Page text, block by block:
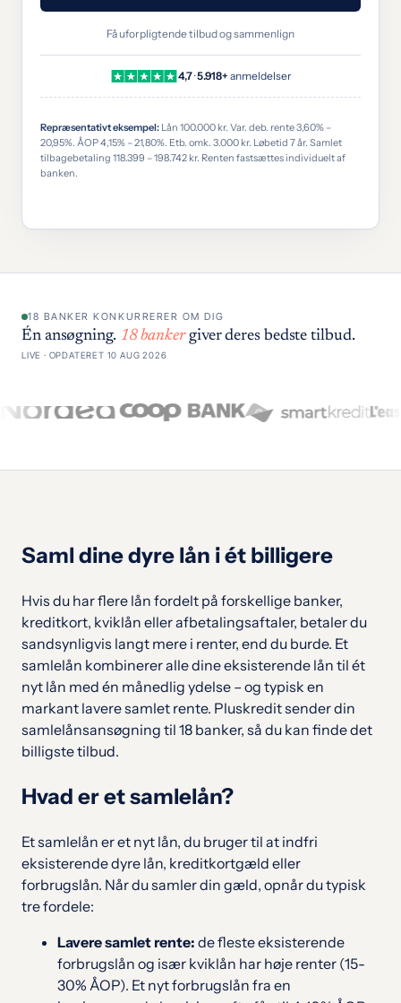
Få uforpligtende tilbud og sammenlign
4,7·5.918+ anmeldelser
Repræsentativt eksempel: Lån 100.000 kr. Var. deb. rente 3,60% –
20,95%. ÅOP 4,15% – 21,80%. Etb. omk. 3.000 kr. Løbetid 7 år. Samlet
tilbagebetaling 118.399 – 198.742 kr. Renten fastsættes individuelt af
banken.
18 BANKER KONKURRERER OM DIG
Én ansøgning. 18 bankergiver deres bedste tilbud.
LIVE · OPDATERET 10 AUG 2026
Saml dine dyre lån i ét billigere
Hvis du har flere lån fordelt på forskellige banker,
kreditkort, kviklån eller afbetalingsaftaler, betaler du
sandsynligvis langt mere i renter, end du burde. Et
samlelån kombinerer alle dine eksisterende lån til ét
nyt lån med én månedlig ydelse – og typisk en
markant lavere samlet rente. Pluskredit sender din
samlelånsansøgning til 18 banker, så du kan finde det
billigste tilbud.
Hvad er et samlelån?
Et samlelån er et nyt lån, du bruger til at indfri
eksisterende dyre lån, kreditkortgæld eller
forbrugslån. Når du samler din gæld, opnår du typisk
tre fordele:
Lavere samlet rente: de fleste eksisterende
forbrugslån og især kviklån har høje renter (15-
30% ÅOP). Et nyt forbrugslån fra en